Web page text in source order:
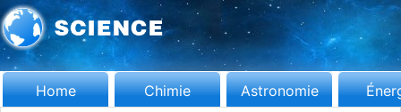
Home Chimie Astronomie